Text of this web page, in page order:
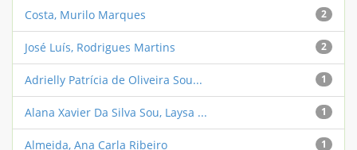
2
Costa, Murilo Marques
2
José Luís, Rodrigues Martins
1
Adrielly Patrícia de Oliveira Sou...
1
Alana Xavier Da Silva Sou, Laysa ...
1
Almeida, Ana Carla Ribeiro